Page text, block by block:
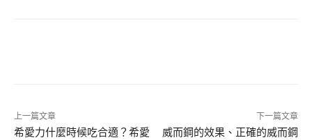
上一篇文章
希愛力什麼時候吃合適？希愛
下一篇文章
威而鋼的效果、正確的威而鋼